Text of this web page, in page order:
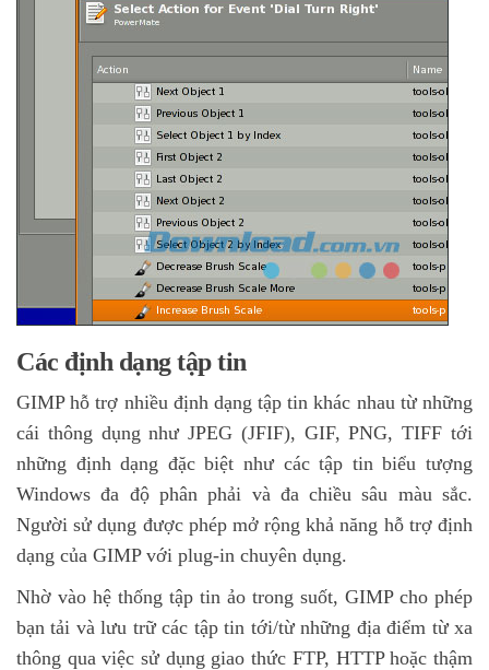
Các định dạng tập tin
GIMP hỗ trợ nhiều định dạng tập tin khác nhau từ những
cái thông dụng như JPEG (JFIF), GIF, PNG, TIFF tới
những định dạng đặc biệt như các tập tin biểu tượng
Windows đa độ phân phải và đa chiều sâu màu sắc.
Người sử dụng được phép mở rộng khả năng hỗ trợ định
dạng của GIMP với plug-in chuyên dụng.
Nhờ vào hệ thống tập tin ảo trong suốt, GIMP cho phép
bạn tải và lưu trữ các tập tin tới/từ những địa điểm từ xa
thông qua việc sử dụng giao thức FTP, HTTP hoặc thậm